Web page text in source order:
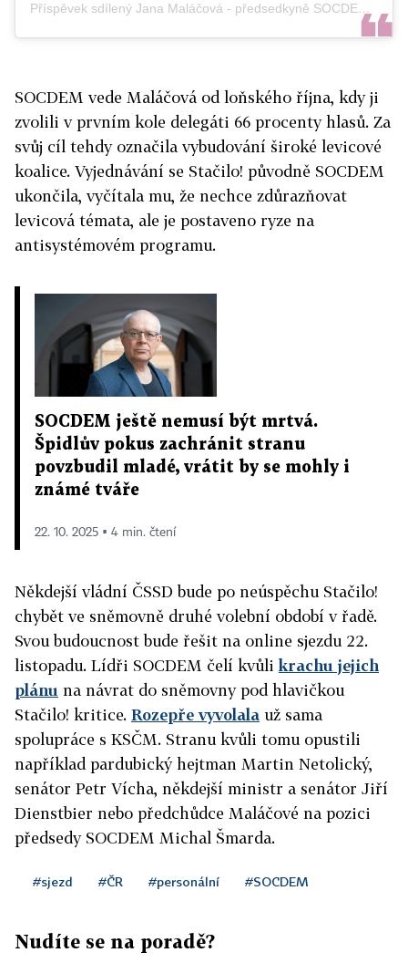
Příspěvek sdílený Jana Maláčová - předsedkyně SOCDEM (@jana_malacova)
SOCDEM vede Maláčová od loňského října, kdy ji
zvolili v prvním kole delegáti 66 procenty hlasů. Za
svůj cíl tehdy označila vybudování široké levicové
koalice. Vyjednávání se Stačilo! původně SOCDEM
ukončila, vyčítala mu, že nechce zdůrazňovat
levicová témata, ale je postaveno ryze na
antisystémovém programu.
SOCDEM ještě nemusí být mrtvá.
Špidlův pokus zachránit stranu
povzbudil mladé, vrátit by se mohly i
známé tváře
22. 10. 2025 ▪ 4 min. čtení
Někdejší vládní ČSSD bude po neúspěchu Stačilo!
chybět ve sněmovně druhé volební období v řadě.
Svou budoucnost bude řešit na online sjezdu 22.
listopadu. Lídři SOCDEM čelí kvůlikrachu jejich
plánu na návrat do sněmovny pod hlavičkou
Stačilo! kritice. Rozepře vyvolala už sama
spolupráce s KSČM. Stranu kvůli tomu opustili
například pardubický hejtman Martin Netolický,
senátor Petr Vícha, někdejší ministr a senátor Jiří
Dienstbier nebo předchůdce Maláčové na pozici
předsedy SOCDEM Michal Šmarda.
#sjezd #ČR #personální #SOCDEM
Nudíte se na poradě?